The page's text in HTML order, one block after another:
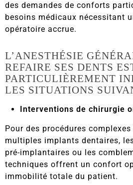
des demandes de conforts
besoins médicaux nécessitant
opératoire accrue.
L’ANESTHÉSIE
REFAIRE SES DENTS
PARTICULIÈREMENT
LES SITUATIONS
Interventions de chirurgie
Pour des procédures
multiples implants dentaires,
pré-implantaires ou les
techniques offrent un confort
immobilité totale du patient.